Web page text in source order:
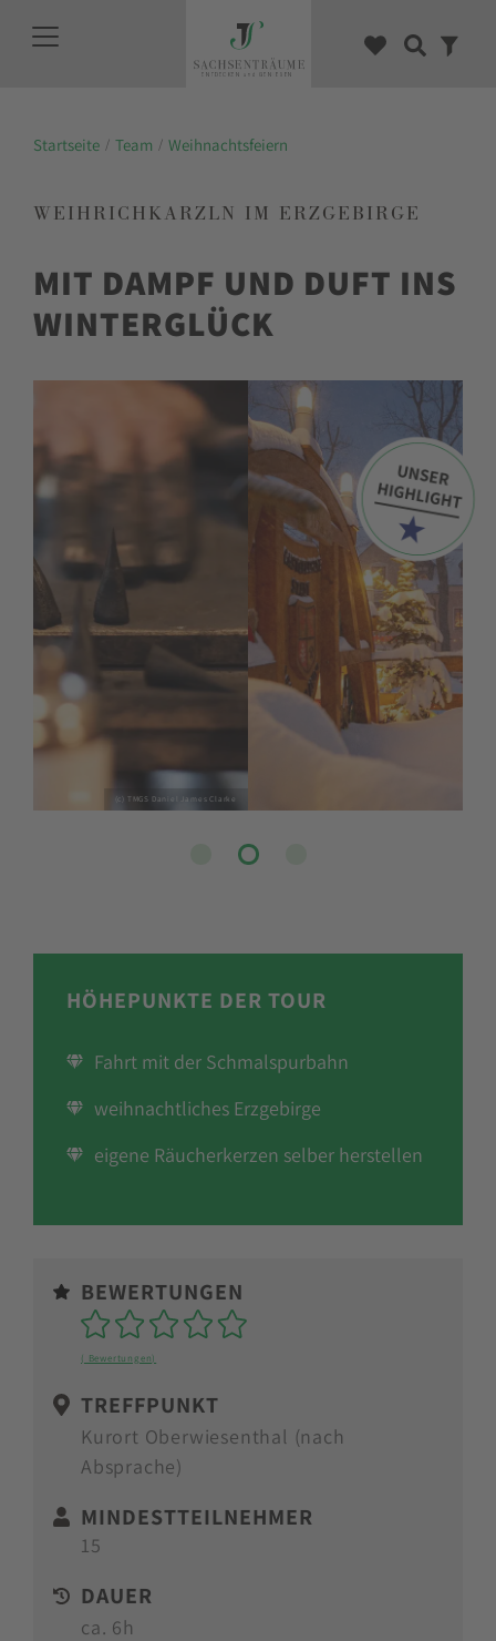
Startseite Team Weihnachtsfeiern
WEIHRICHKARZLN IM ERZGEBIRGE
MIT DAMPF UND DUFT INS
WINTERGLÜCK
HÖHEPUNKTE DER TOUR
Fahrt mit der Schmalspurbahn
weihnachtliches Erzgebirge
eigene Räucherkerzen selber herstellen
BEWERTUNGEN
Sterne
( Bewertungen)
TREFFPUNKT
Kurort Oberwiesenthal (nach
Absprache)
MINDESTTEILNEHMER
15
DAUER
ca. 6h